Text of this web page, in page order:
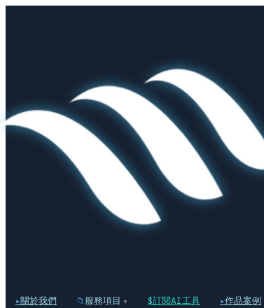
▸關於我們 📁 服務項目 ▾ $訂閱AI工具 ▸作品案例